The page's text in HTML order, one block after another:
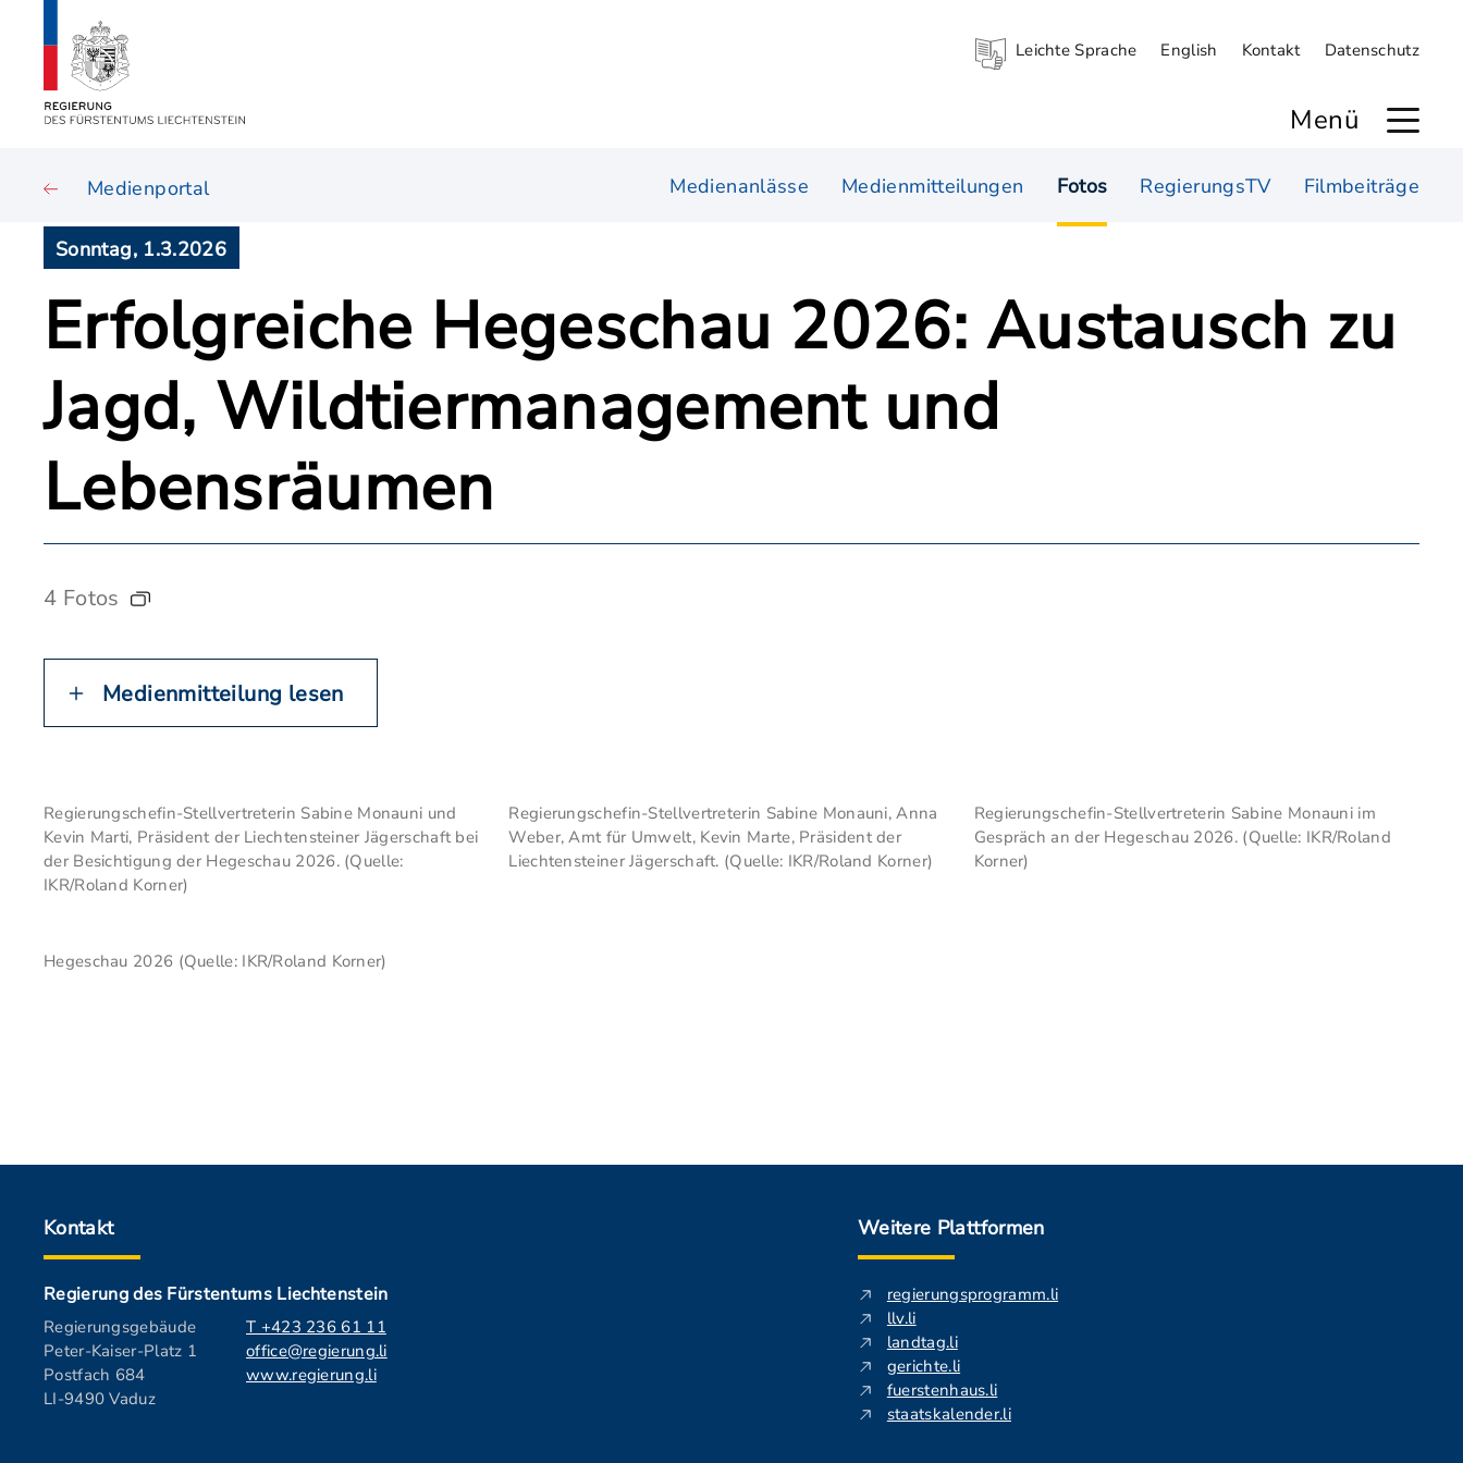
Leichte Sprache English Kontakt Datenschutz
Menü
Medienportal Medienanlässe Medienmitteilungen Fotos RegierungsTV Filmbeiträge
Sonntag, 1.3.2026
Erfolgreiche Hegeschau 2026: Austausch zu
Jagd, Wildtiermanagement und
Lebensräumen
4 Fotos
Medienmitteilung lesen
Regierungschefin-Stellvertreterin Sabine Monauni und
Kevin Marti, Präsident der Liechtensteiner Jägerschaft bei
der Besichtigung der Hegeschau 2026. (Quelle:
IKR/Roland Korner)
Regierungschefin-Stellvertreterin Sabine Monauni, Anna
Weber, Amt für Umwelt, Kevin Marte, Präsident der
Liechtensteiner Jägerschaft. (Quelle: IKR/Roland Korner)
Regierungschefin-Stellvertreterin Sabine Monauni im
Gespräch an der Hegeschau 2026. (Quelle: IKR/Roland
Korner)
Hegeschau 2026 (Quelle: IKR/Roland Korner)
Kontakt
Regierung des Fürstentums Liechtenstein
Regierungsgebäude
Peter-Kaiser-Platz 1
Postfach 684
LI-9490 Vaduz
T +423 236 61 11
office@regierung.li
www.regierung.li
Weitere Plattformen
regierungsprogramm.li
llv.li
landtag.li
gerichte.li
fuerstenhaus.li
staatskalender.li